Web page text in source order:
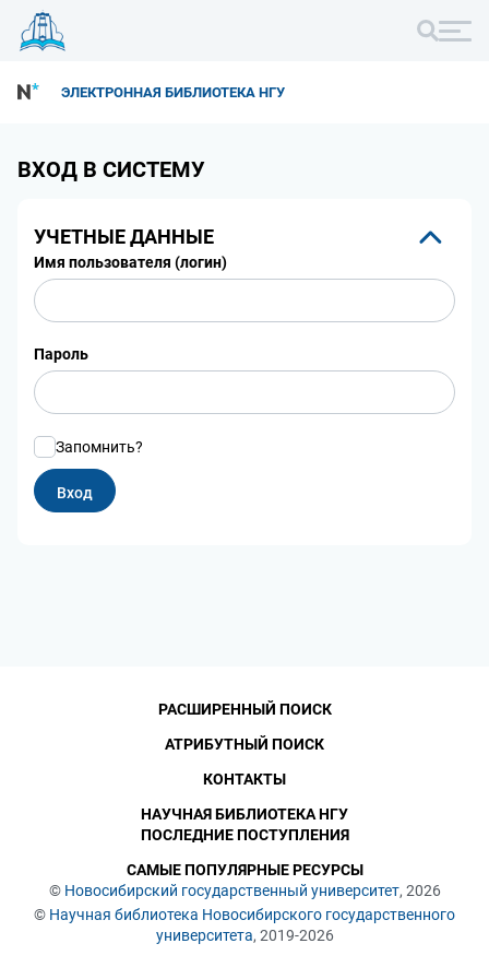
ЭЛЕКТРОННАЯ БИБЛИОТЕКА НГУ
ВХОД В СИСТЕМУ
УЧЕТНЫЕ ДАННЫЕ
Имя пользователя (логин)
Пароль
Запомнить?
© Новосибирский государственный университет, 2026
© Научная библиотека Новосибирского государственного
университета, 2019-2026
РАСШИРЕННЫЙ ПОИСК
АТРИБУТНЫЙ ПОИСК
КОНТАКТЫ
НАУЧНАЯ БИБЛИОТЕКА НГУ
ПОСЛЕДНИЕ ПОСТУПЛЕНИЯ
САМЫЕ ПОПУЛЯРНЫЕ РЕСУРСЫ